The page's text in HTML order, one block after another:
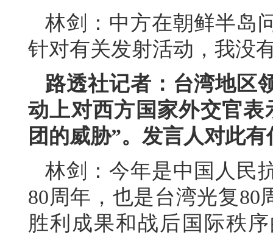
林剑：中方在朝鲜半岛
针对有关发射活动，我没
路透社记者：台湾地区
动上对西方国家外交官
团的威胁”。发言人对此
林剑：今年是中国人民
80周年，也是台湾光复80
胜利成果和战后国际秩